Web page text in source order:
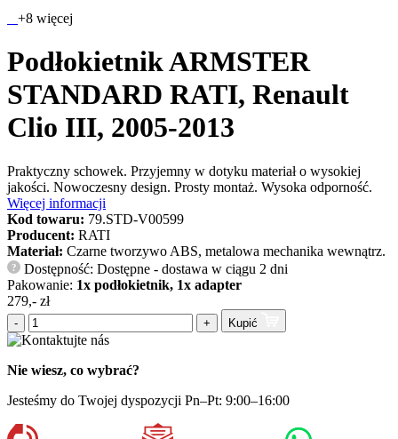
+8 więcej
Podłokietnik ARMSTER
STANDARD RATI, Renault
Clio III, 2005-2013
Praktyczny schowek. Przyjemny w dotyku materiał o wysokiej
jakości. Nowoczesny design. Prosty montaż. Wysoka odporność.
Więcej informacji
Kod towaru: 79.STD-V00599
Producent: RATI
Materiał: Czarne tworzywo ABS, metalowa mechanika wewnątrz.
?
Dostępność: Dostępne - dostawa w ciągu 2 dni
Pakowanie: 1x podłokietnik, 1x adapter
279,- zł
- + Kupić
Nie wiesz, co wybrać?
Jesteśmy do Twojej dyspozycji Pn–Pt: 9:00–16:00